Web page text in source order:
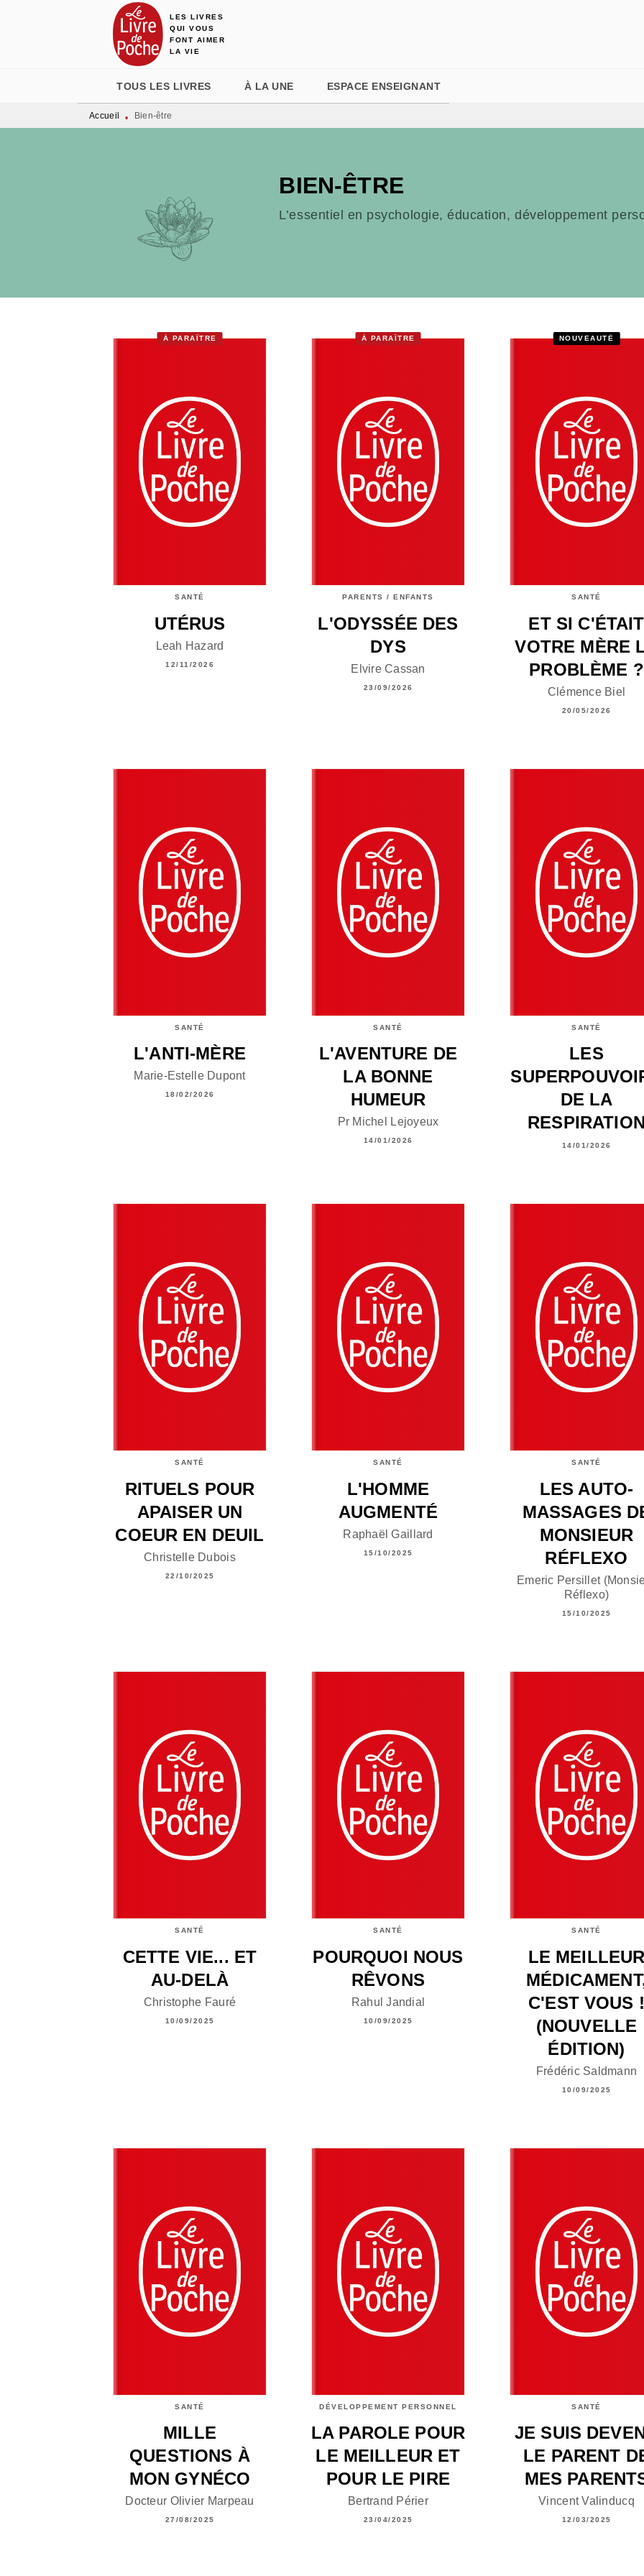
MENU RECHERCHE
LES LIVRES
QUI VOUS
FONT AIMER
LA VIE
TOUS LES LIVRES À LA UNE ESPACE ENSEIGNANT
Accueil • Bien-être
BIEN-ÊTRE
L’essentiel en psychologie, éducation, développement
À PARAÎTRE
SANTÉ
UTÉRUS
Leah Hazard
12/11/2026
À PARAÎTRE
PARENTS / ENFANTS
L'ODYSSÉE DES
DYS
Elvire Cassan
23/09/2026
NOUVEAUTÉ
SANTÉ
ET SI C'ÉTAIT
VOTRE MÈRE
PROBLÈME ?
Clémence Biel
20/05/2026
SANTÉ
L'ANTI-MÈRE
Marie-Estelle Dupont
18/02/2026
SANTÉ
L'AVENTURE DE
LA BONNE
HUMEUR
Pr Michel Lejoyeux
14/01/2026
SANTÉ
LES
DE LA
RESPIRATION
14/01/2026
SANTÉ
RITUELS POUR
APAISER UN
COEUR EN DEUIL
Christelle Dubois
22/10/2025
SANTÉ
L'HOMME
AUGMENTÉ
Raphaël Gaillard
15/10/2025
SANTÉ
LES AUTO-
MASSAGES
MONSIEUR
RÉFLEXO
Emeric Persillet
Réflexo)
15/10/2025
SANTÉ
CETTE VIE... ET
AU-DELÀ
Christophe Fauré
10/09/2025
SANTÉ
POURQUOI NOUS
RÊVONS
Rahul Jandial
10/09/2025
SANTÉ
LE MEILLEUR
C'EST VOUS !
(NOUVELLE
ÉDITION)
Frédéric Saldmann
10/09/2025
SANTÉ
MILLE
QUESTIONS À
MON GYNÉCO
Docteur Olivier Marpeau
27/08/2025
DÉVELOPPEMENT PERSONNEL
LA PAROLE POUR
LE MEILLEUR ET
POUR LE PIRE
Bertrand Périer
23/04/2025
SANTÉ
JE SUIS
LE PARENT
MES
Vincent Valinducq
12/03/2025